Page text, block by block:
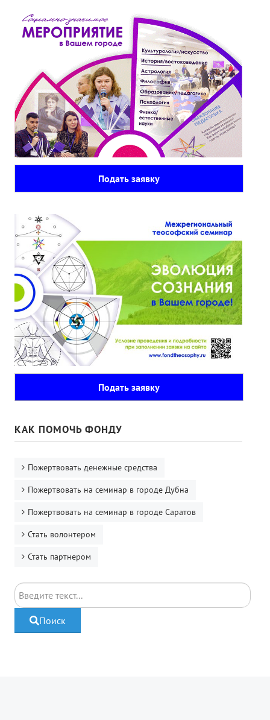
Подать заявку
Подать заявку
КАК ПОМОЧЬ ФОНДУ
Пожертвовать денежные средства
Пожертвовать на семинар в городе Дубна
Пожертвовать на семинар в городе Саратов
Стать волонтером
Стать партнером
Поиск
Поиск